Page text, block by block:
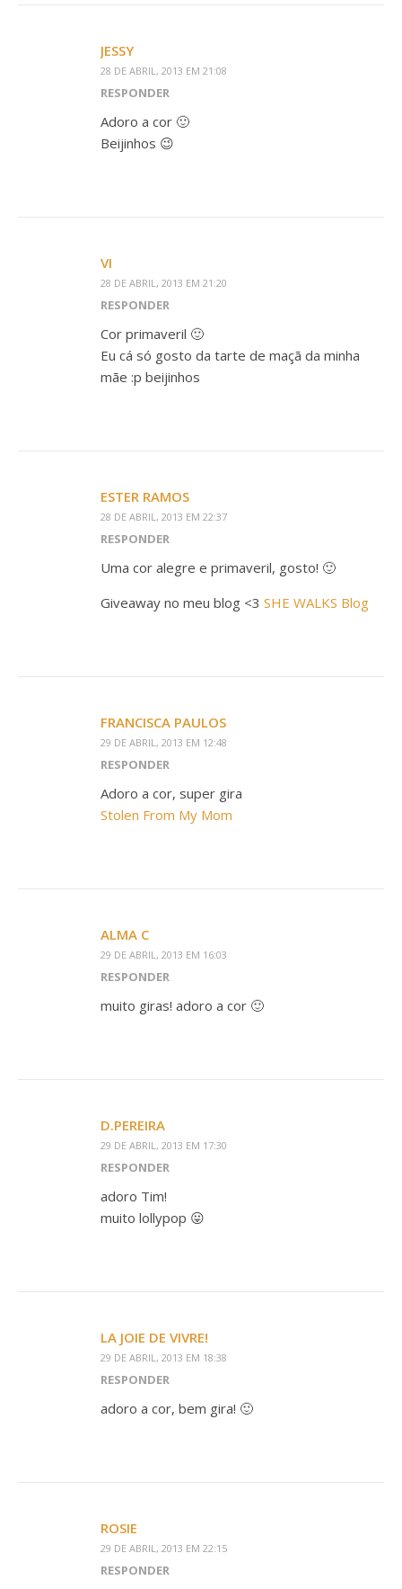
JESSY
28 DE ABRIL, 2013 EM 21:08
RESPONDER
Adoro a cor 🙂
Beijinhos 😉
VI
28 DE ABRIL, 2013 EM 21:20
RESPONDER
Cor primaveril 🙂
Eu cá só gosto da tarte de maçã da minha
mãe :p beijinhos
ESTER RAMOS
28 DE ABRIL, 2013 EM 22:37
RESPONDER
Uma cor alegre e primaveril, gosto! 🙂
Giveaway no meu blog <3 SHE WALKS Blog
FRANCISCA PAULOS
29 DE ABRIL, 2013 EM 12:48
RESPONDER
Adoro a cor, super gira
Stolen From My Mom
ALMA C
29 DE ABRIL, 2013 EM 16:03
RESPONDER
muito giras! adoro a cor 🙂
D.PEREIRA
29 DE ABRIL, 2013 EM 17:30
RESPONDER
adoro Tim!
muito lollypop 😛
LA JOIE DE VIVRE!
29 DE ABRIL, 2013 EM 18:38
RESPONDER
adoro a cor, bem gira! 🙂
ROSIE
29 DE ABRIL, 2013 EM 22:15
RESPONDER